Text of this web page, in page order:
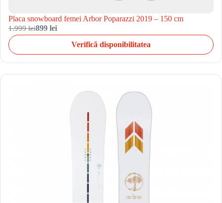
Placa snowboard femei Arbor Poparazzi 2019 – 150 cm
1.999 lei899 lei
Verifică disponibilitatea